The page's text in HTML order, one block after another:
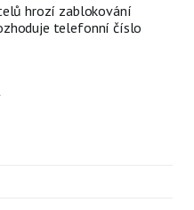
hrozí zablokování
telefonní číslo